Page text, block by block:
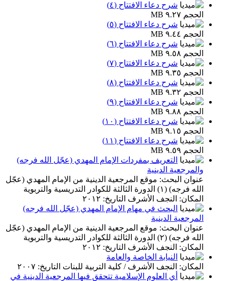
شرح دعاء الافتتاح (٤)
الحجم ٩.٢٧ MB
شرح دعاء الافتتاح (٥)
الحجم ٩.٤٤ MB
شرح دعاء الافتتاح (٦)
الحجم ٩.٥٨ MB
شرح دعاء الافتتاح (٧)
الحجم ٩.٣٥ MB
شرح دعاء الافتتاح (٨)
الحجم ٩.٣٢ MB
شرح دعاء الافتتاح (٩)
الحجم ٩.٨٨ MB
شرح دعاء الافتتاح (١٠)
الحجم ٩.١٥ MB
شرح دعاء الافتتاح (١١)
الحجم ٩.٥٩ MB
التعريف بمفردات الإمام المهدي (عجّل الله فرجه)
والمرجعية الدينية
عنوان البحث: موقع المرجعية الدينية من الإمام المهدي (عجّل
الله فرجه) (١) الدورة الثالثة للكوادر التدريسية والتربوية
المكان: النجف الأشرف التاريخ: ٢٠١٢
البحث في مهام الإمام المهدي (عجّل الله فرجه)
المرجعية الدينية
عنوان البحث: موقع المرجعية الدينية من الإمام المهدي (عجّل
الله فرجه) (٢) الدورة الثالثة للكوادر التدريسية والتربوية
المكان: النجف الأشرف التاريخ: ٢٠١٢
النيابة الخاصة والعامة
المكان: النجف الأشرف / كلية التربية للبنات التاريخ: ٢٠٠٧
أي العلوم الإسلامية تتحقق فيها المرجعية الدينية في